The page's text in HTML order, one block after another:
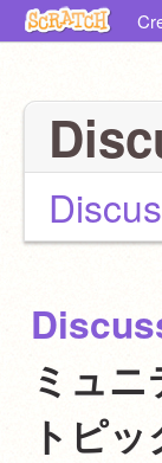
ミュ
トピ